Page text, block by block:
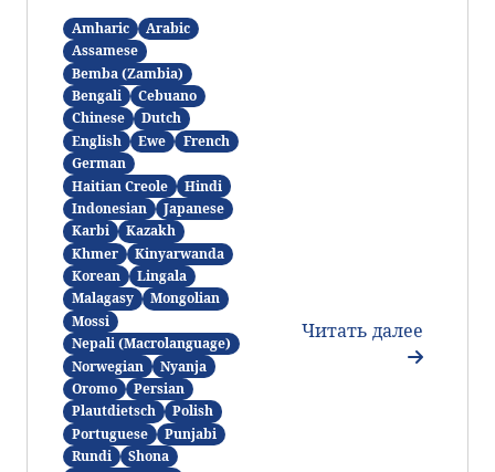
Amharic
Arabic
Assamese
Bemba (Zambia)
Bengali
Cebuano
Chinese
Dutch
English
Ewe
French
German
Haitian Creole
Hindi
Indonesian
Japanese
Karbi
Kazakh
Khmer
Kinyarwanda
Korean
Lingala
Malagasy
Mongolian
Mossi
Nepali (Macrolanguage)
Norwegian
Nyanja
Oromo
Persian
Plautdietsch
Polish
Portuguese
Punjabi
Rundi
Shona
Читать далее